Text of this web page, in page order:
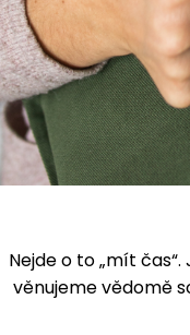
Nejde o to „mít
věnujeme vědomě